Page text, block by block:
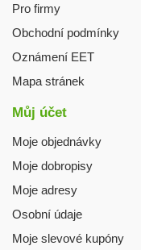
Pro firmy
Obchodní podmínky
Oznámení EET
Mapa stránek
Můj účet
Moje objednávky
Moje dobropisy
Moje adresy
Osobní údaje
Moje slevové kupóny